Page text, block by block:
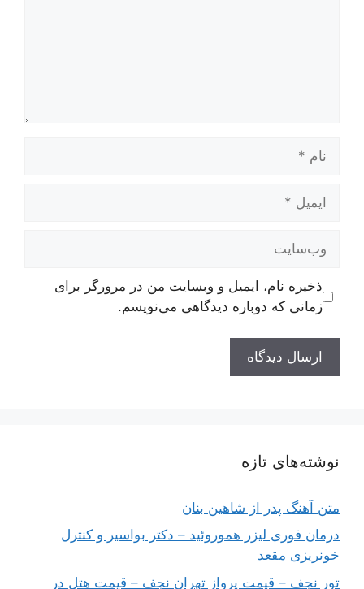
ایمیل
وب‌سایت
ذخیره نام، ایمیل و وبسایت من در مرورگر برای
زمانی که دوباره دیدگاهی می‌نویسم.
نوشته‌های تازه
متن آهنگ پدر از شاهین بنان
درمان فوری لیزر هموروئید – دکتر بواسیر و کنترل
خونریزی مقعد
تور نجف – قیمت پرواز تهران نجف – قیمت هتل در